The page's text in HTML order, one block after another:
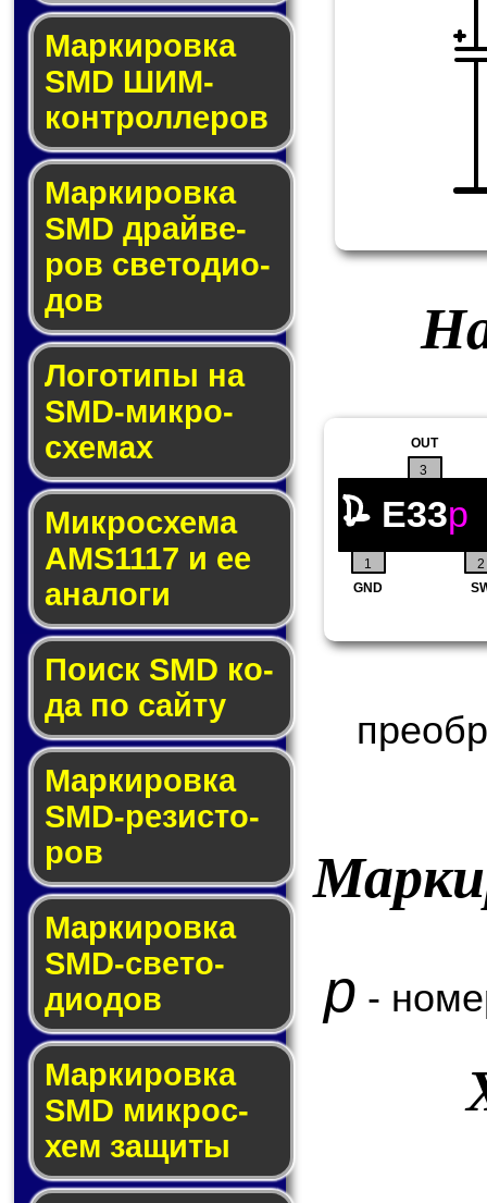
Маркировка
SMD ШИМ-
кон­трол­ле­ров
Маркировка
SMD драй­ве­
ров све­то­ди­о­
дов
Логотипы на
SMD-мик­ро­
схе­мах
Микросхема
AMS1117 и ее
ана­ло­ги
Поиск SMD ко­
да по сай­ту
Маркировка
SMD-ре­зис­то­
ров
Маркировка
SMD-све­то­
дио­дов
Мар­ки­ров­ка
SMD мик­рос­
хем защиты
1
2
GND
OUT
3
E33p
p -